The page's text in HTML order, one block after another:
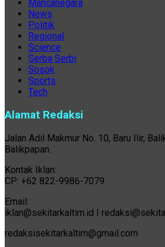
Mancanegara
News
Politik
Regional
Science
Serba Serbi
Sosok
Sports
Tech
Alamat Redaksi
Jalan Adil Makmur No. 10, Baru Ilir,
Balikpapan.
Kontak Iklan:
CP: +62 822-9986-7079
Email:
iklan@sekitarkaltim.id I
redaksisekitarkaltim@gmail.com